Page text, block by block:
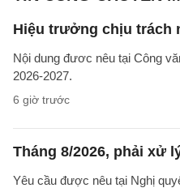
Hiệu trưởng chịu trách
Nội dung đươc nêu tại Công
2026-2027.
6 giờ trước
Tháng 8/2026, phải xử
Yêu cầu được nêu tại Nghị